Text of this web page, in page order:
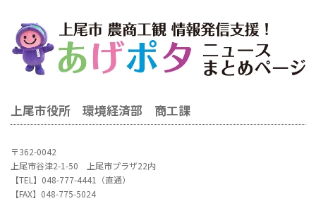
上尾市役所 環境経済部 商工課
〒362-0042
上尾市谷津2-1-50 上尾市プラザ22内
【TEL】048-777-4441（直通）
【FAX】048-775-5024